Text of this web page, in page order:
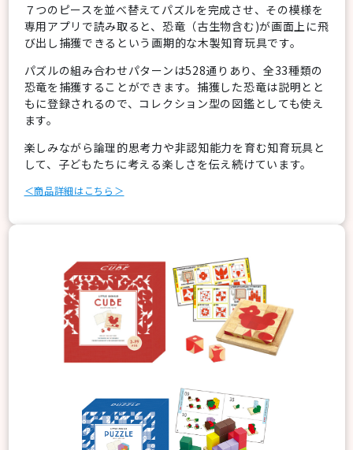
７つのピースを並べ替えてパズルを完成させ、その模様を
専用アプリで読み取ると、恐竜（古生物含む)が画面上に飛
び出し捕獲できるという画期的な木製知育玩具です。
パズルの組み合わせパターンは528通りあり、全33種類の
恐竜を捕獲することができます。捕獲した恐竜は説明とと
もに登録されるので、コレクション型の図鑑としても使え
ます。
楽しみながら論理的思考力や非認知能力を育む知育玩具と
して、子どもたちに考える楽しさを伝え続けています。
＜商品詳細はこちら＞